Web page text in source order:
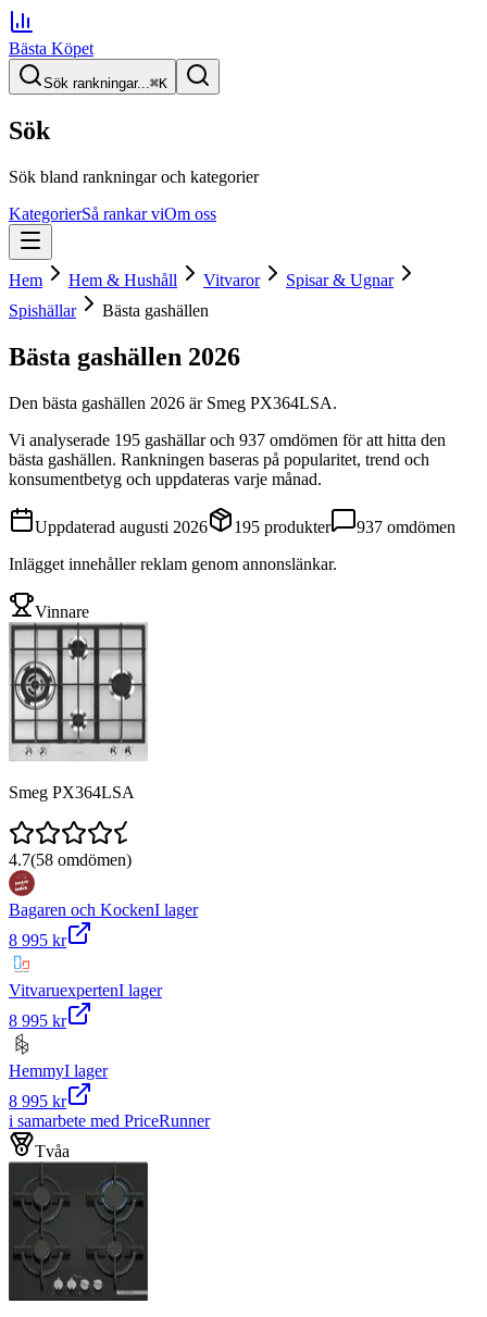
Bästa Köpet
Sök rankningar...⌘K
Sök
Sök bland rankningar och kategorier
KategorierSå rankar viOm oss
Hem Hem & Hushåll Vitvaror
Spisar & Ugnar
Spishällar
Bästa gashällen
Bästa gashällen 2026
Den bästa gashällen 2026 är Smeg PX364LSA.
Vi analyserade 195 gashällaroch 937 omdömen för att hitta den
bästa gashällen. Rankningen baseras på popularitet, trend och
konsumentbetyg och uppdateras varje månad.
Uppdaterad augusti 2026 195 produkter 937 omdömen
Inlägget innehåller reklam genom annonslänkar.
Vinnare
Smeg PX364LSA
4.7(58 omdömen)
Bagaren och KockenI lager
8 995 kr
VitvaruexpertenI lager
8 995 kr
HemmyI lager
8 995 kr
i samarbete med PriceRunner
Tvåa